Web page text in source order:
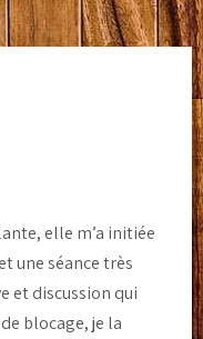
elle m’a initiée
une séance très
et discussion qui
blocage, je la